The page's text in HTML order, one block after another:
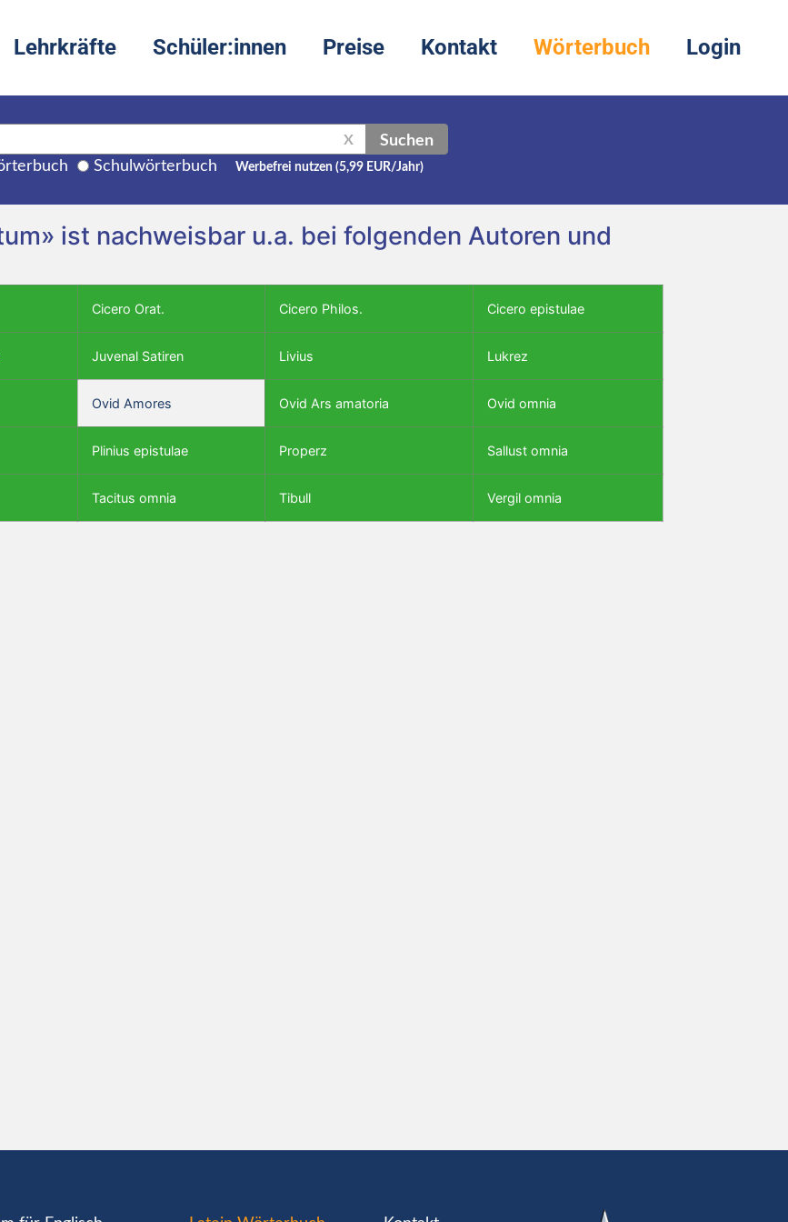
Lehrkräfte Schüler:innen Preise Kontakt Wörterbuch Login
X Suchen
Schulwörterbuch Werbefrei nutzen (5,99 EUR/Jahr)
ist nachweisbar u.a. bei folgenden Autoren und
Cicero Orat. Cicero Philos. Cicero epistulae
Juvenal Satiren Livius Lukrez
Ovid Amores Ovid Ars amatoria Ovid omnia
Plinius epistulae Properz Sallust omnia
Tacitus omnia Tibull Vergil omnia